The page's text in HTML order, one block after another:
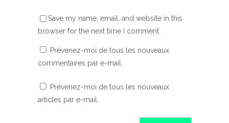
Save my name, email, and website in this
browser for the next time I comment.
Prévenez-moi de tous les nouveaux
commentaires par e-mail.
Prévenez-moi de tous les nouveaux
articles par e-mail.